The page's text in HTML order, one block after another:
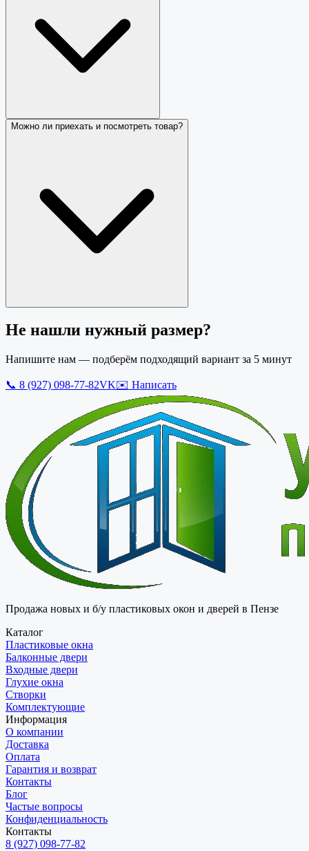
Можно ли приехать и посмотреть товар?
Не нашли нужный размер?
Напишите нам — подберём подходящий вариант за 5 минут
📞 8 (927) 098-77-82VK✉️ Написать
Продажа новых и б/у пластиковых окон и дверей в Пензе
Каталог
Пластиковые окна
Балконные двери
Входные двери
Глухие окна
Створки
Комплектующие
Информация
О компании
Доставка
Оплата
Гарантия и возврат
Контакты
Блог
Частые вопросы
Конфиденциальность
Контакты
8 (927) 098-77-82